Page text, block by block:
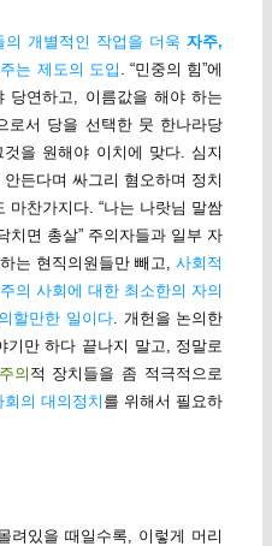
의 개별적인 작업을 더욱자주,
는 제도의 도입 . “민중의 힘”에
당연하고, 이름값을 해야 하는
로서 당을 선택한 뭇 한나라당
을 원해야 이치에 맞다. 심지
든다며 싸그리 혐오하며 정치
마찬가지다. “나는 나랏님 말쌈
치면 총살” 주의자들과 일부 자
는 현직의원들만 빼고,사회적
의 사회에 대한 최소한의 자의
할만한 일이다. 개헌을 논의한
기만 하다 끝나지 말고, 정말로
의 적 장치들을 좀 적극적으로
회의 대의정치 를 위해서 필요하
려있을 때일수록, 이렇게 머리